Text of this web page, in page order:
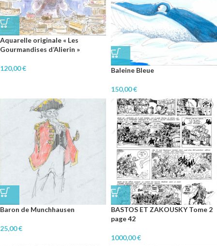
Aquarelle originale « Les
Gourmandises d’Alierin »
120,00€ Baleine Bleue
150,00€
Baron de Munchhausen
25,00€
BASTOS ET ZAKOUSKY Tome 2
page 42
1000,00€